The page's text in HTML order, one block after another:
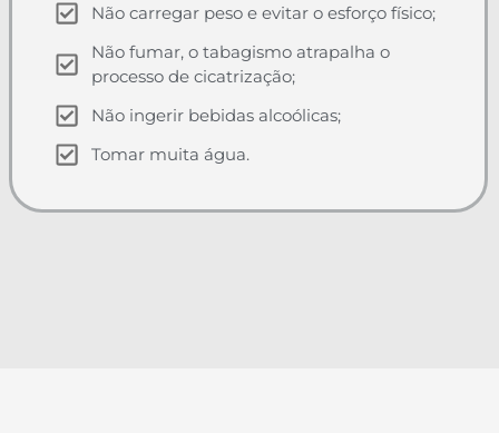
Não carregar peso e evitar o esforço físico;
Não fumar, o tabagismo atrapalha o
processo de cicatrização;
Não ingerir bebidas alcoólicas;
Tomar muita água.